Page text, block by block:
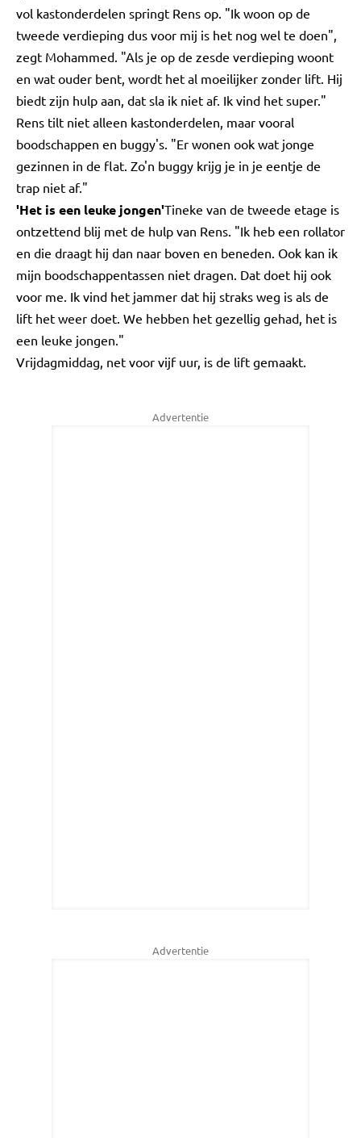
vol kastonderdelen springt Rens op. "Ik woon op de
tweede verdieping dus voor mij is het nog wel te doen",
zegt Mohammed. "Als je op de zesde verdieping woont
en wat ouder bent, wordt het al moeilijker zonder lift. Hij
biedt zijn hulp aan, dat sla ik niet af. Ik vind het super."
Rens tilt niet alleen kastonderdelen, maar vooral
boodschappen en buggy's. "Er wonen ook wat jonge
gezinnen in de flat. Zo'n buggy krijg je in je eentje de
trap niet af."
'Het is een leuke jongen'Tineke van de tweede etage is
ontzettend blij met de hulp van Rens. "Ik heb een rollator
en die draagt hij dan naar boven en beneden. Ook kan ik
mijn boodschappentassen niet dragen. Dat doet hij ook
voor me. Ik vind het jammer dat hij straks weg is als de
lift het weer doet. We hebben het gezellig gehad, het is
een leuke jongen."
Vrijdagmiddag, net voor vijf uur, is de lift gemaakt.
Advertentie
Advertentie